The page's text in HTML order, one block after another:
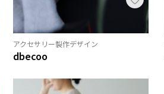
アクセサリー製作デザイン
dbecoo